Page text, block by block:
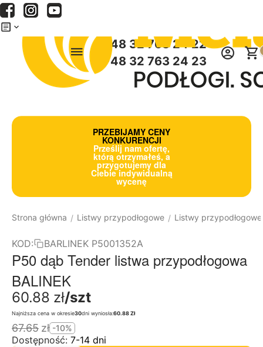
+48 32 763 24 22
+48 32 763 24 23
PRZEBIJAMY CENY
KONKURENCJI
Prześlij nam ofertę,
którą otrzymałeś, a
przygotujemy dla
Ciebie indywidualną
wycenę
Strona główna / Listwy przypodłogowe / Listwy
KOD: BARLINEK P5001352A
P50 dąb Tender listwa przypodłogowa
BALINEK
60.88 zł/szt
Najniższa cena w okresie30dni wyniosła:60.88 Zł
67.65 zł -10%
Dostępność: 7-14 dni